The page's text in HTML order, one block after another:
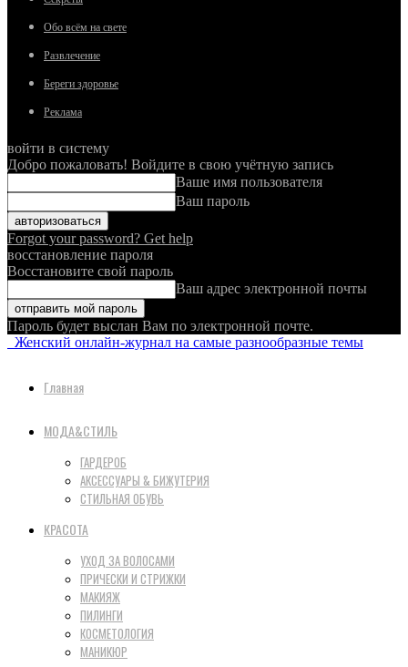
Обо всём на свете
Развлечение
Береги здоровье
Реклама
войти в систему
Добро пожаловать! Войдите в свою учётную запись
Ваше имя пользователя
Ваш пароль
Forgot your password? Get help
восстановление пароля
Восстановите свой пароль
Ваш адрес электронной почты
Пароль будет выслан Вам по электронной почте.
Женский онлайн-журнал на самые разнообразные темы
Главная
МОДА&СТИЛЬ
ГАРДЕРОБ
АКСЕССУАРЫ & БИЖУТЕРИЯ
СТИЛЬНАЯ ОБУВЬ
КРАСОТА
УХОД ЗА ВОЛОСАМИ
ПРИЧЕСКИ И СТРИЖКИ
МАКИЯЖ
ПИЛИНГИ
КОСМЕТОЛОГИЯ
МАНИКЮР